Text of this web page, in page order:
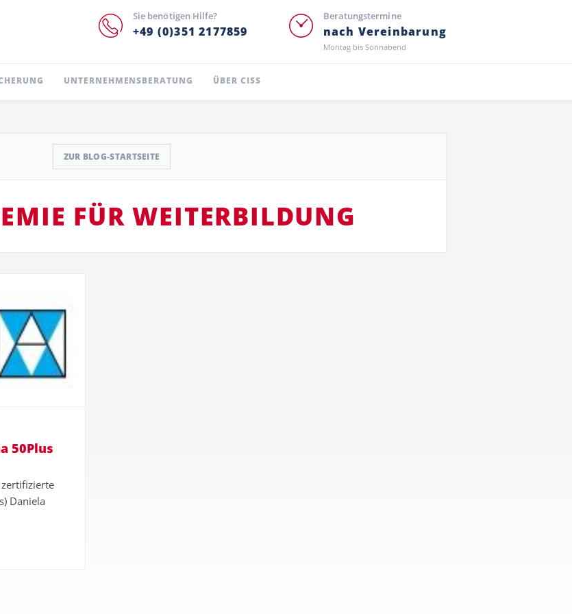
Sie benötigen Hilfe?
+49 (0)351 2177859
Beratungstermine
nach Vereinbarung
Montag bis Sonnabend
UNTERNEHMENSBERATUNG ÜBER CISS
ZUR BLOG-STARTSEITE
FÜR WEITERBILDUNG
50Plus
Daniela